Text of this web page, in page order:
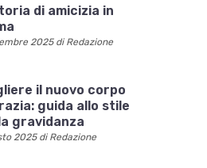
di amicizia in
2025 di Redazione
il nuovo corpo
guida allo stile
gravidanza
2025 di Redazione